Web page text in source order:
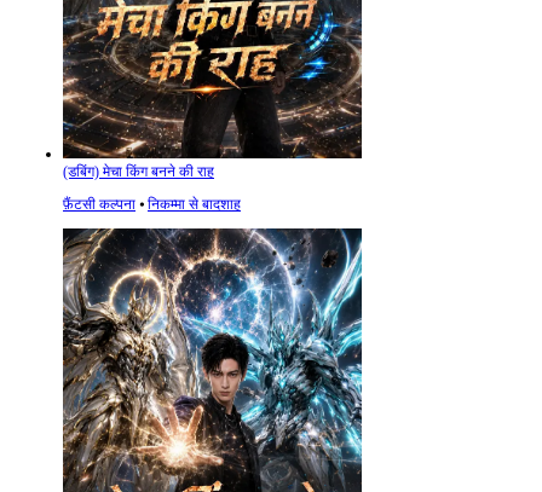
(डबिंग) मेचा किंग बनने की राह
फ़ैंटसी कल्पना ⦁ निकम्मा से बादशाह